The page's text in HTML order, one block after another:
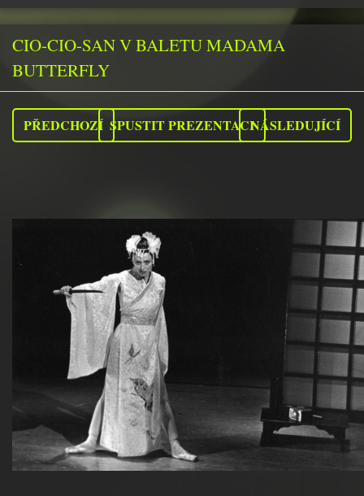
CIO-CIO-SAN V BALETU MADAMA
BUTTERFLY
PŘEDCHOZÍ SPUSTIT PREZENTACINÁSLEDUJÍCÍ